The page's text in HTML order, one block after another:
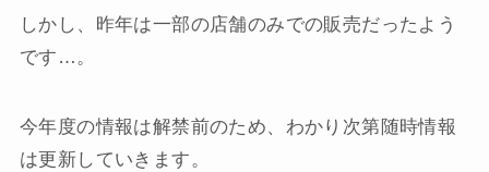
しかし、昨年は一部の店舗のみでの販売だったよう
です…。
今年度の情報は解禁前のため、わかり次第随時情報
は更新していきます。